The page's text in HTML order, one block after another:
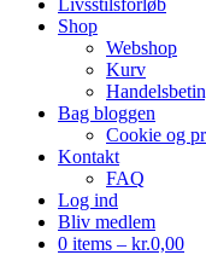
Livsstilsforløb
Shop
Webshop
Kurv
Bag bloggen
Cookie og
Kontakt
FAQ
Log ind
Bliv medlem
0 items – kr.0,00